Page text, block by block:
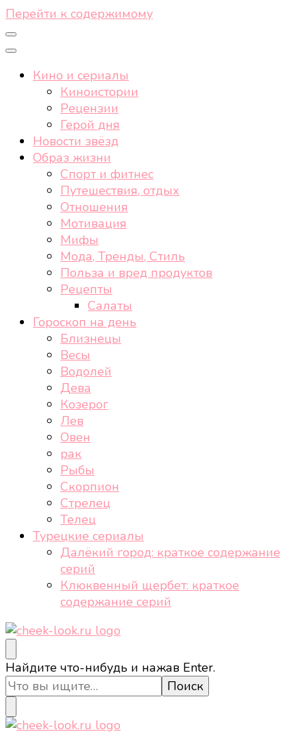
Перейти к содержимому
Кино и сериалы
Киноистории
Рецензии
Герой дня
Новости звёзд
Образ жизни
Спорт и фитнес
Путешествия, отдых
Отношения
Мотивация
Мифы
Мода, Тренды, Стиль
Польза и вред продуктов
Рецепты
Салаты
Гороскоп на день
Близнецы
Весы
Водолей
Дева
Козерог
Лев
Овен
рак
Рыбы
Скорпион
Стрелец
Телец
Турецкие сериалы
Далёкий город: краткое содержание
серий
Клюквенный щербет: краткое
содержание серий
cheek-look.ru
Женский сайт о звездах и кино, а также трендах,
здоровом образе жизни, спорте, стиле, отдыхе и
еде.
Ищите
что-
то?
Найдите что-нибудь и нажав Enter.